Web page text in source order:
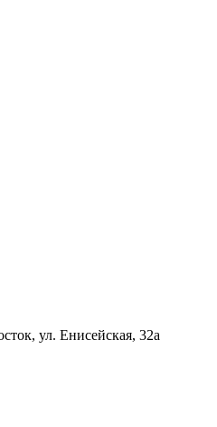
ул. Енисейская, 32а